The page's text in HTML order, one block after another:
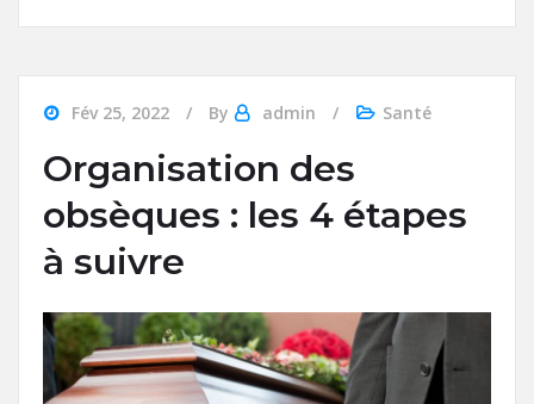
Fév 25, 2022 By admin Santé
Organisation des
obsèques : les 4 étapes
à suivre